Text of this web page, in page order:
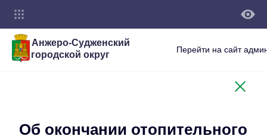
Анжеро-Судженский
городской округ
Перейти на сайт
Об окончании отопительного